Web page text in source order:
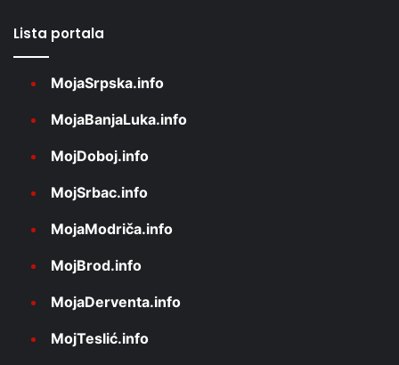
Lista portala
MojaSrpska.info
MojaBanjaLuka.info
MojDoboj.info
MojSrbac.info
MojaModriča.info
MojBrod.info
MojaDerventa.info
MojTeslić.info